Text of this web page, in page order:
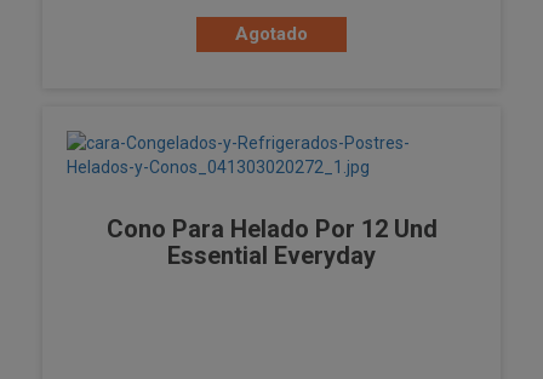
Agotado
Cono Para Helado Por 12 Und
Essential Everyday